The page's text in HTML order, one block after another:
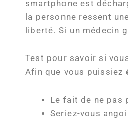
smartphone est
la personne ressent
liberté. Si un médecin
Test pour savoir si
Afin que vous puissiez
Le fait de ne
Seriez-vous